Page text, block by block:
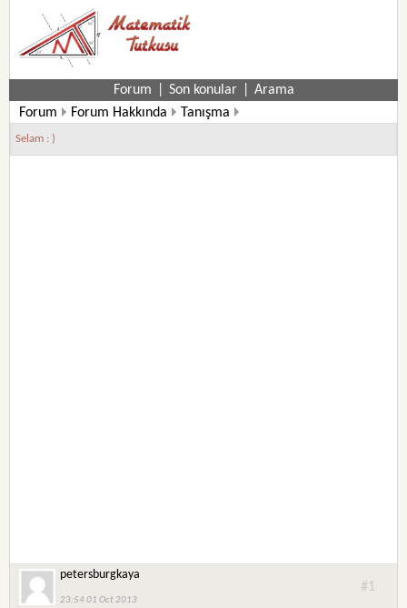
Forum Son konular
Arama
Forum
Forum Hakkında Tanışma
Selam : )
petersburgkaya
23:54 01 Oct 2013
#1